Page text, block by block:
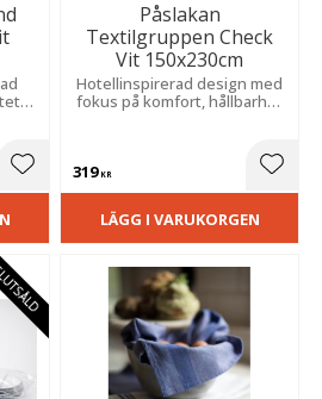
Lägg till i favoriter
Påslakan
Textilgruppen Check
Vit 150x230cm
Hotellinspirerad design med
fokus på komfort, hållbarhet
319KR
LÄGG I VARUKORGEN